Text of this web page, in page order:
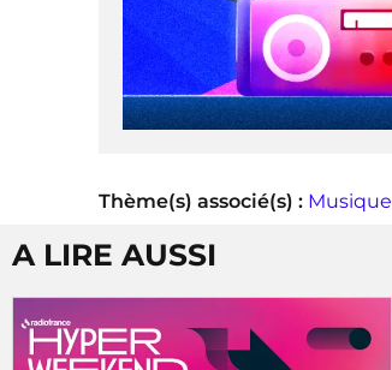
Thème(s) associé(s) : Musique
A LIRE AUSSI